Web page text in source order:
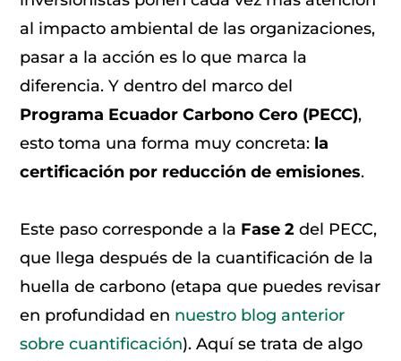
al impacto ambiental de las organizaciones,
pasar a la acción es lo que marca la
diferencia. Y dentro del marco del
Programa Ecuador Carbono Cero (PECC),
esto toma una forma muy concreta: la
certificación por reducción de emisiones.
Este paso corresponde a la Fase 2 del PECC,
que llega después de la cuantificación de la
huella de carbono (etapa que puedes revisar
en profundidad en nuestro blog anterior
sobre cuantificación). Aquí se trata de algo